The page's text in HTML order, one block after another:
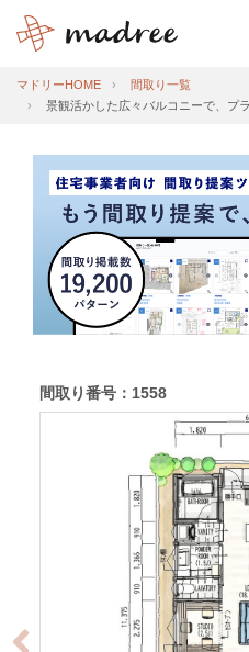
マドリーHOME
間取り一覧
景観活かした広々バルコニーで、プ
間取り番号：1558